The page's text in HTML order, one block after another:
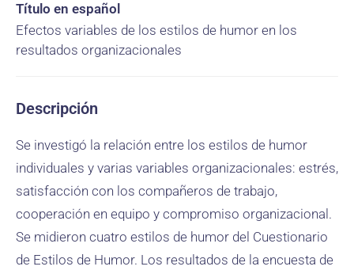
Título en español
Efectos variables de los estilos de humor en los
resultados organizacionales
Descripción
Se investigó la relación entre los estilos de humor
individuales y varias variables organizacionales: estrés,
satisfacción con los compañeros de trabajo,
cooperación en equipo y compromiso organizacional.
Se midieron cuatro estilos de humor del Cuestionario
de Estilos de Humor. Los resultados de la encuesta de